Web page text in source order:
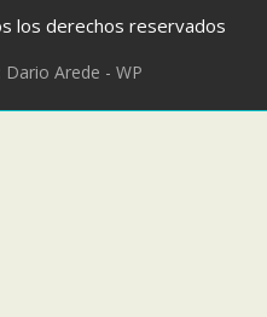
los derechos reservados